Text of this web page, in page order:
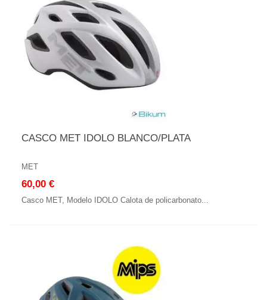
CASCO MET IDOLO BLANCO/PLATA
MET
60,00 €
Casco MET, Modelo IDOLO Calota de policarbonato...